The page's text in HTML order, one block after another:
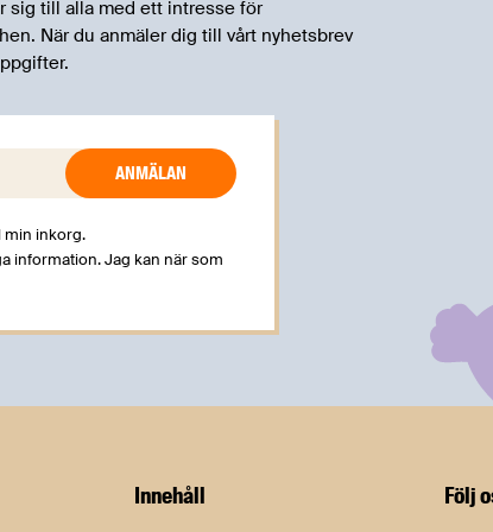
sig till alla med ett intresse för
När du anmäler dig till vårt nyhetsbrev
min inkorg.
information. Jag kan när som
Innehåll Följ